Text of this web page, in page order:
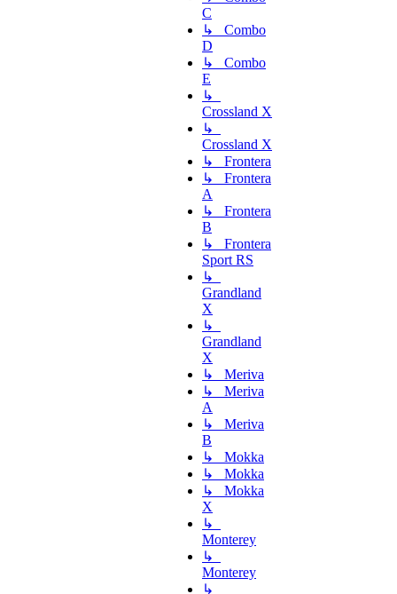
C
↳ Combo
D
↳ Combo
E
↳
Crossland X
↳
Crossland X
↳ Frontera
↳ Frontera
A
↳ Frontera
B
↳ Frontera
Sport RS
↳
Grandland
X
↳
Grandland
X
↳ Meriva
↳ Meriva
A
↳ Meriva
B
↳ Mokka
↳ Mokka
↳ Mokka
X
↳
Monterey
↳
Monterey
↳